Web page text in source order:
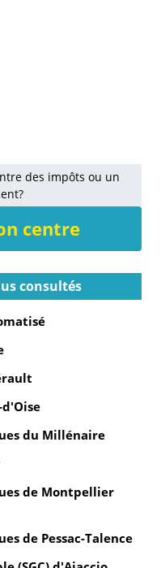
des impôts ou un
centre
consultés
du Millénaire
de Montpellier
de Pessac-Talence